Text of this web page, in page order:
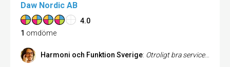
Daw Nordic AB
4.0
1 omdöme
Harmoni och Funktion Sverige: Otroligt bra service och hög kunskap. Jag handlar alltid färg här.